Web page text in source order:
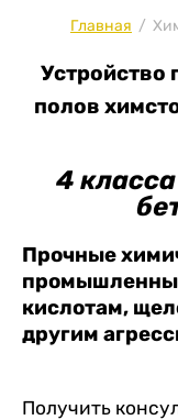
Главная /
полов
4
Прочные
кислотам,
другим
Получить